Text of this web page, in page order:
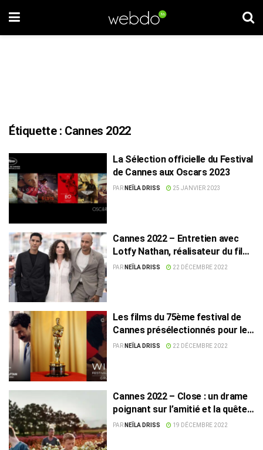
Étiquette : Cannes 2022
La Sélection officielle du Festival
de Cannes aux Oscars 2023
PAR NEÏLA DRISS 25 JANVIER 2023
Cannes 2022 – Entretien avec
Lotfy Nathan, réalisateur du film
Harka
PAR NEÏLA DRISS 22 DÉCEMBRE 2022
Les films du 75ème festival de
Cannes présélectionnés pour les
Oscars 2023
PAR NEÏLA DRISS 22 DÉCEMBRE 2022
Cannes 2022 – Close : un drame
poignant sur l’amitié et la quête
de soi.
PAR NEÏLA DRISS 19 DÉCEMBRE 2022